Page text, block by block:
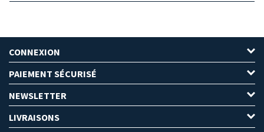
CONNEXION
PAIEMENT SÉCURISÉ
NEWSLETTER
LIVRAISONS